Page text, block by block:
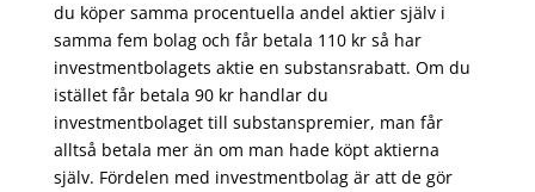
du köper samma procentuella andel aktier själv i
samma fem bolag och får betala 110 kr så har
investmentbolagets aktie en substansrabatt. Om du
istället får betala 90 kr handlar du
investmentbolaget till substanspremier, man får
alltså betala mer än om man hade köpt aktierna
själv. Fördelen med investmentbolag är att de gör